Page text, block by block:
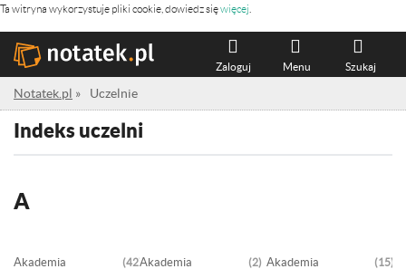
Ta witryna wykorzystuje pliki cookie, dowiedz sięwięcej
Szukaj
Menu
Zaloguj
Notatek.pl » Uczelnie
Indeks uczelni
A
Akademia
4270Akademia
2
Akademia
15